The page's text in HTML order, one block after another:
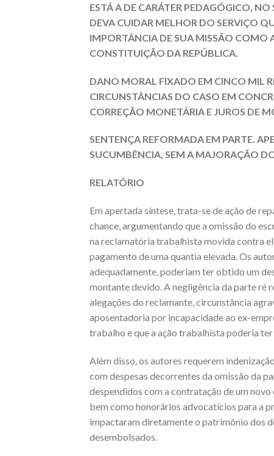
ESTÁ A DE CARÁTER PEDAGÓGICO,
DEVA CUIDAR MELHOR DO SERVIÇO
IMPORTÂNCIA DE SUA MISSÃO COMO
CONSTITUIÇÃO DA REPÚBLICA.
DANO MORAL FIXADO EM CINCO MIL
CIRCUNSTÂNCIAS DO CASO EM
CORREÇÃO MONETÁRIA E JUROS DE
SENTENÇA REFORMADA EM PARTE.
SUCUMBÊNCIA, SEM A MAJORAÇÃO
RELATÓRIO
Em apertada síntese, trata-se de ação de
chance, argumentando que a omissão do
na reclamatória trabalhista movida contra
pagamento de uma quantia elevada. Os
adequadamente, poderiam ter obtido um
montante devido. A negligência da parte ré
alegações do reclamante, circunstância
aposentadoria por incapacidade ao ex-
trabalho e que a ação trabalhista poderia
Além disso, os autores requerem
com despesas decorrentes da omissão da
despendidos com a contratação de um
bem como honorários advocatícios para a
impactaram diretamente o patrimônio dos
desembolsados.